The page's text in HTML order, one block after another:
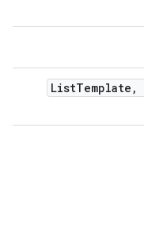
ListTemplate ,